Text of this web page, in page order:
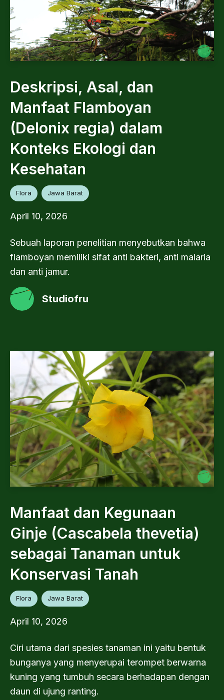
Deskripsi, Asal, dan
Manfaat Flamboyan
(Delonix regia) dalam
Konteks Ekologi dan
Kesehatan
Flora Jawa Barat
April 10, 2026
Sebuah laporan penelitian menyebutkan bahwa
flamboyan memiliki sifat anti bakteri, anti malaria
dan anti jamur.
Studiofru
Manfaat dan Kegunaan
Ginje (Cascabela thevetia)
sebagai Tanaman untuk
Konservasi Tanah
Flora Jawa Barat
April 10, 2026
Ciri utama dari spesies tanaman ini yaitu bentuk
bunganya yang menyerupai terompet berwarna
kuning yang tumbuh secara berhadapan dengan
daun di ujung ranting.